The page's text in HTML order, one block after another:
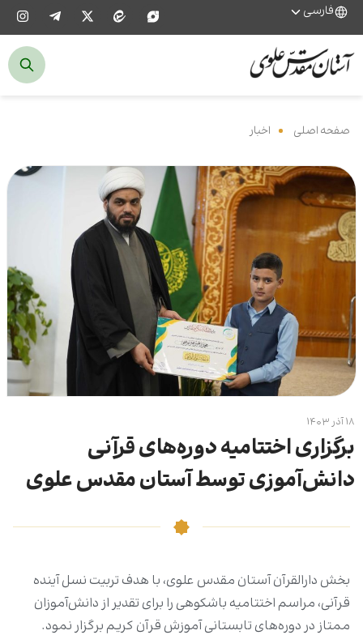
فارسی
صفحه اصلی اخبار
۱۸ آذر ۱۴۰۳
برگزاری اختتامیه دوره‌های قرآنی
دانش‌آموزی توسط آستان مقدس علوی
بخش دارالقرآن آستان مقدس علوی، با هدف تربیت نسل آینده
قرآنی، مراسم اختتامیه باشکوهی را برای تقدیر از دانش‌آموزان
ممتاز در دوره‌های تابستانی آموزش قرآن کریم برگزار نمود.